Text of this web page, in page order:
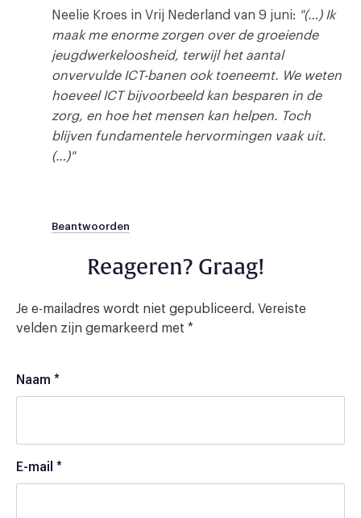
Neelie Kroes in Vrij Nederland van 9 juni: "(…) Ik
maak me enorme zorgen over de groeiende
jeugdwerkeloosheid, terwijl het aantal
onvervulde ICT-banen ook toeneemt. We weten
hoeveel ICT bijvoorbeeld kan besparen in de
zorg, en hoe het mensen kan helpen. Toch
blijven fundamentele hervormingen vaak uit.
(…)"
Beantwoorden
Reageren? Graag!
Je e-mailadres wordt niet gepubliceerd. Vereiste
velden zijn gemarkeerd met *
Naam *
E-mail *